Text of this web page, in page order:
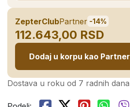
ZepterClubPartner -14%
112.643,00 RSD
Dodaj u korpu kao Partner
Dostava u roku od 7 radnih dana